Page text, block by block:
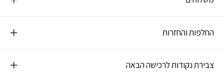
החלפות והחזרות
צבירת נקודות לרכישה הבאה